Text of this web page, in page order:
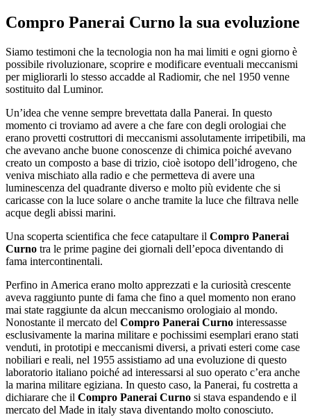
Compro Panerai Curno la sua evoluzione
Siamo testimoni che la tecnologia non ha mai limiti e ogni giorno è
possibile rivoluzionare, scoprire e modificare eventuali meccanismi
per migliorarli lo stesso accadde al Radiomir, che nel 1950 venne
sostituito dal Luminor.
Un’idea che venne sempre brevettata dalla Panerai. In questo
momento ci troviamo ad avere a che fare con degli orologiai che
erano provetti costruttori di meccanismi assolutamente irripetibili, ma
che avevano anche buone conoscenze di chimica poiché avevano
creato un composto a base di trizio, cioè isotopo dell’idrogeno, che
veniva mischiato alla radio e che permetteva di avere una
luminescenza del quadrante diverso e molto più evidente che si
caricasse con la luce solare o anche tramite la luce che filtrava nelle
acque degli abissi marini.
Una scoperta scientifica che fece catapultare il Compro Panerai
Curno tra le prime pagine dei giornali dell’epoca diventando di
fama intercontinentali.
Perfino in America erano molto apprezzati e la curiosità crescente
aveva raggiunto punte di fama che fino a quel momento non erano
mai state raggiunte da alcun meccanismo orologiaio al mondo.
Nonostante il mercato del Compro Panerai Curno interessasse
esclusivamente la marina militare e pochissimi esemplari erano stati
venduti, in prototipi e meccanismi diversi, a privati esteri come case
nobiliari e reali, nel 1955 assistiamo ad una evoluzione di questo
laboratorio italiano poiché ad interessarsi al suo operato c’era anche
la marina militare egiziana. In questo caso, la Panerai, fu costretta a
dichiarare che il Compro Panerai Curno si stava espandendo e il
mercato del Made in italy stava diventando molto conosciuto.